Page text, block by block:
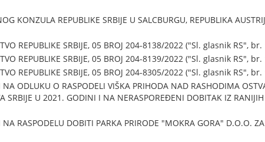
KONZULA REPUBLIKE SRBIJE U SALCBURGU, REPUBLIKA
REPUBLIKE SRBIJE, 05 BROJ 204-8138/2022 ("Sl. glasnik RS",
REPUBLIKE SRBIJE, 05 BROJ 204-8139/2022 ("Sl. glasnik RS",
REPUBLIKE SRBIJE, 05 BROJ 204-8305/2022 ("Sl. glasnik RS",
NA ODLUKU O RASPODELI VIŠKA PRIHODA NAD RASHODIMA
SRBIJE U 2021. GODINI I NA NERASPOREĐENI DOBITAK IZ
NA RASPODELU DOBITI PARKA PRIRODE "MOKRA GORA" D.O.O.